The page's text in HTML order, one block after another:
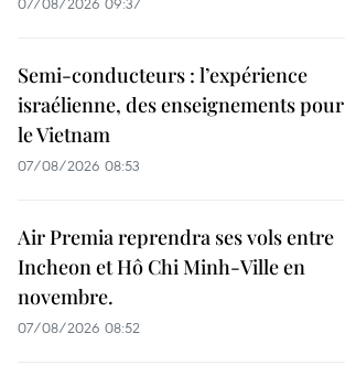
Semi-conducteurs : l’expérience
israélienne, des enseignements pour
le Vietnam
07/08/2026 08:53
Air Premia reprendra ses vols entre
Incheon et Hô Chi Minh-Ville en
novembre.
07/08/2026 08:52